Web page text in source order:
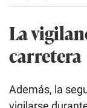
La
carretera
Además, la